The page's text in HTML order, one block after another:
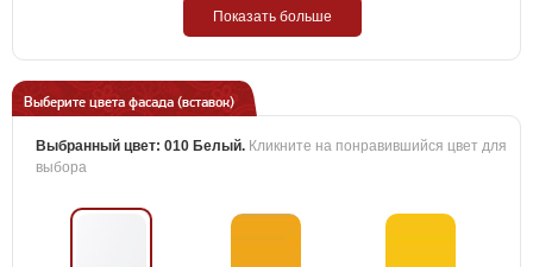
Показать больше
Выберите цвета фасада (вставок)
Выбранный цвет: 010 Белый. Кликните на понравившийся цвет для
выбора